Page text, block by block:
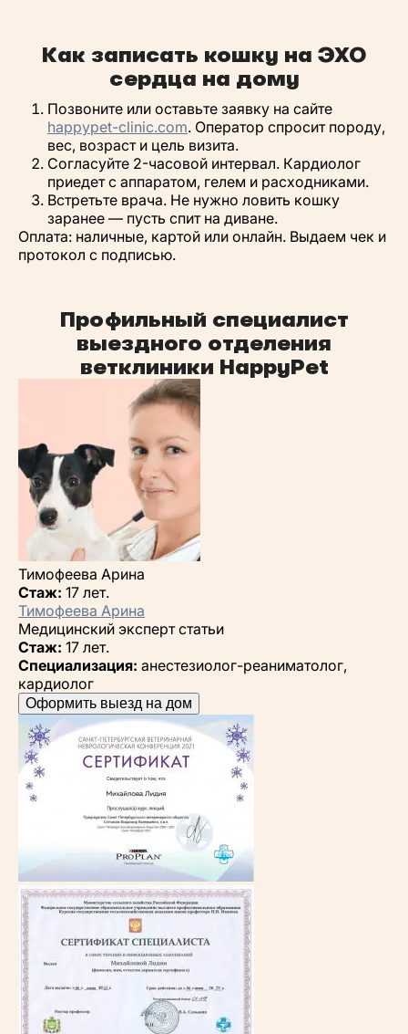
Как записать кошку на ЭХО
сердца на дому
Позвоните или оставьте заявку на сайте
happypet-clinic.com. Оператор спросит породу,
вес, возраст и цель визита.
Согласуйте 2-часовой интервал. Кардиолог
приедет с аппаратом, гелем и расходниками.
Встретьте врача. Не нужно ловить кошку
заранее — пусть спит на диване.
Оплата: наличные, картой или онлайн. Выдаем чек и
протокол с подписью.
Профильный специалист
выездного отделения
ветклиники HappyPet
Тимофеева Арина
Стаж: 17 лет.
Тимофеева Арина
Медицинский эксперт статьи
Стаж: 17 лет.
Специализация: анестезиолог-реаниматолог,
кардиолог
Оформить выезд на дом